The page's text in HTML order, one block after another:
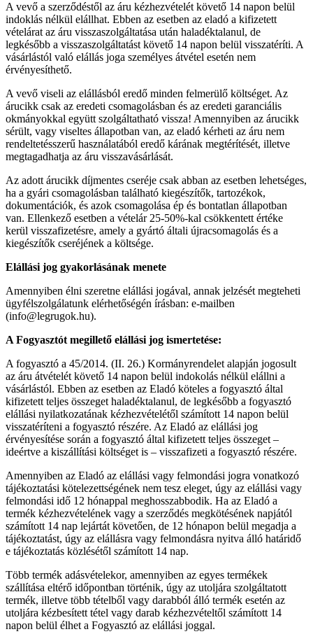
A vevő a szerződéstől az áru kézhezvételét követő 14 napon belül
indoklás nélkül elállhat. Ebben az esetben az eladó a kifizetett
vételárat az áru visszaszolgáltatása után haladéktalanul, de
legkésőbb a visszaszolgáltatást követő 14 napon belül visszatéríti. A
vásárlástól való elállás joga személyes átvétel esetén nem
érvényesíthető.
A vevő viseli az elállásból eredő minden felmerülő költséget. Az
árucikk csak az eredeti csomagolásban és az eredeti garanciális
okmányokkal együtt szolgáltatható vissza! Amennyiben az árucikk
sérült, vagy viseltes állapotban van, az eladó kérheti az áru nem
rendeltetésszerű használatából eredő kárának megtérítését, illetve
megtagadhatja az áru visszavásárlását.
Az adott árucikk díjmentes cseréje csak abban az esetben lehetséges,
ha a gyári csomagolásban található kiegészítők, tartozékok,
dokumentációk, és azok csomagolása ép és bontatlan állapotban
van. Ellenkező esetben a vételár 25-50%-kal csökkentett értéke
kerül visszafizetésre, amely a gyártó általi újracsomagolás és a
kiegészítők cseréjének a költsége.
Elállási jog gyakorlásának menete
Amennyiben élni szeretne elállási jogával, annak jelzését megteheti
ügyfélszolgálatunk elérhetőségén írásban: e-mailben
(info@legrugok.hu).
A Fogyasztót megillető elállási jog ismertetése:
A fogyasztó a 45/2014. (II. 26.) Kormányrendelet alapján jogosult
az áru átvételét követő 14 napon belül indokolás nélkül elállni a
vásárlástól. Ebben az esetben az Eladó köteles a fogyasztó által
kifizetett teljes összeget haladéktalanul, de legkésőbb a fogyasztó
elállási nyilatkozatának kézhezvételétől számított 14 napon belül
visszatéríteni a fogyasztó részére. Az Eladó az elállási jog
érvényesítése során a fogyasztó által kifizetett teljes összeget –
ideértve a kiszállítási költséget is – visszafizeti a fogyasztó részére.
Amennyiben az Eladó az elállási vagy felmondási jogra vonatkozó
tájékoztatási kötelezettségének nem tesz eleget, úgy az elállási vagy
felmondási idő 12 hónappal meghosszabbodik. Ha az Eladó a
termék kézhezvételének vagy a szerződés megkötésének napjától
számított 14 nap lejártát követően, de 12 hónapon belül megadja a
tájékoztatást, úgy az elállásra vagy felmondásra nyitva álló határidő
e tájékoztatás közlésétől számított 14 nap.
Több termék adásvételekor, amennyiben az egyes termékek
szállítása eltérő időpontban történik, úgy az utoljára szolgáltatott
termék, illetve több tételből vagy darabból álló termék esetén az
utoljára kézbesített tétel vagy darab kézhezvételtől számított 14
napon belül élhet a Fogyasztó az elállási joggal.